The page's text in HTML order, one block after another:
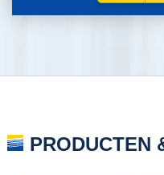
PRODUCTEN